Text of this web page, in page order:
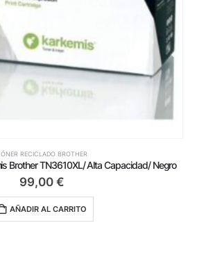
RECICLADO BROTHER
Brother TN3610XL/ Alta Capacidad/ Negro
99,00 €
AÑADIR AL CARRITO